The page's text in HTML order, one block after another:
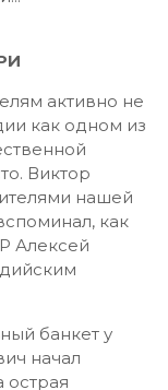
активно не
как одном из
Виктор
нашей
как
Алексей
банкет у
начал
острая